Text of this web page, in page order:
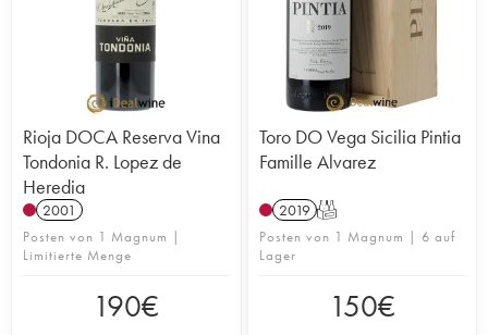
Rioja DOCA Reserva Vina
Tondonia R. Lopez de
Heredia
2001
Posten von 1 Magnum |
Limitierte Menge
190€
Toro DO Vega Sicilia Pintia
Famille Alvarez
2019 T
Posten von 1 Magnum | 6 auf
Lager
150€